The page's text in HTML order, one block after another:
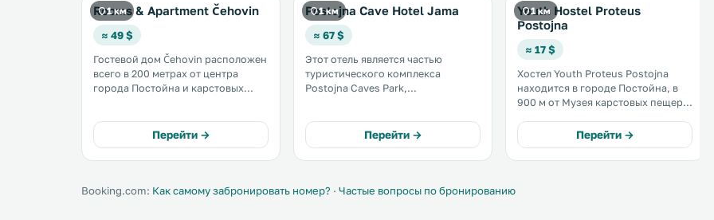
1 км
Rooms & Apartment Čehovin
≈ 49 $
Гостевой дом Čehovin расположен
всего в 200 метрах от центра
города Постойна и карстовых
бесплатным WiFi, а также
бесплатная парковка на месте. .
Перейти →
1 км
Postojna Cave Hotel Jama
≈ 67 $
Этот отель является частью
туристического комплекса
Postojna Caves Park,
удивительной системы
естественных карстовых пещер
Постойнска-Яма. .
Перейти →
1 км
Youth Hostel Proteus
Postojna
≈ 17 $
Хостел Youth Proteus Postojna
находится в городе Постойна, в
900 м от Музея карстовых пещер.
числе удобств бесплатный Wi-Fi,
бар и терраса. Гостям
предоставляется бесплатная
Перейти →
Booking.com: Как самому забронировать номер? · Частые вопросы по бронированию